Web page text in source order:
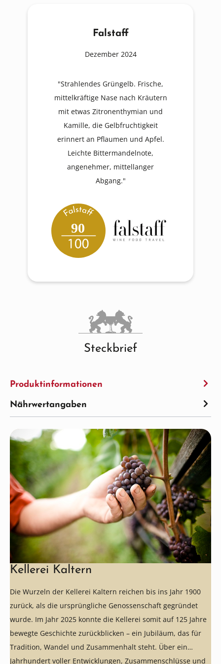
Falstaff
Dezember 2024
"Strahlendes Grüngelb. Frische,
mittelkräftige Nase nach Kräutern
mit etwas Zitronenthymian und
Kamille, die Gelbfruchtigkeit
erinnert an Pflaumen und Apfel.
Leichte Bittermandelnote,
angenehmer, mittellanger
Abgang."
90
Steckbrief
Produktinformationen
Nährwertangaben
Kellerei Kaltern
Die Wurzeln der Kellerei Kaltern reichen bis ins Jahr 1900
zurück, als die ursprüngliche Genossenschaft gegründet
wurde. Im Jahr 2025 konnte die Kellerei somit auf 125 Jahre
bewegte Geschichte zurückblicken – ein Jubiläum, das für
Tradition, Wandel und Zusammenhalt steht. Über ein
Jahrhundert voller Entwicklungen, Zusammenschlüsse und